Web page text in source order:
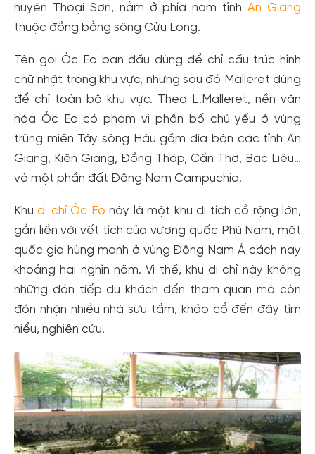
huyện Thoại Sơn, nằm ở phía nam tỉnhAn Giang
thuộc đồng bằng sông Cửu Long.
Tên gọi Óc Eo ban đầu dùng để chỉ cấu trúc hình
chữ nhật trong khu vực, nhưng sau đó Malleret dùng
để chỉ toàn bộ khu vực. Theo L.Malleret, nền văn
hóa Óc Eo có phạm vi phân bố chủ yếu ở vùng
trũng miền Tây sông Hậu gồm điạ bàn các tỉnh An
Giang, Kiên Giang, Đồng Tháp, Cần Thơ, Bạc Liêu…
và một phần đất Đông Nam Campuchia.
Khudi chỉ Óc Eo này là một khu di tích cổ rộng lớn,
gắn liền với vết tích của vương quốc Phù Nam, một
quốc gia hùng mạnh ở vùng Đông Nam Á cách nay
khoảng hai nghìn năm. Vì thế, khu di chỉ này không
những đón tiếp du khách đến tham quan mà còn
đón nhận nhiều nhà sưu tầm, khảo cổ đến đây tìm
hiểu, nghiên cứu.